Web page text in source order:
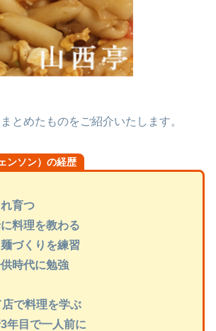
とめたものをご紹介いたします。
ンソン）の経歴
育つ
料理を教わる
づくりを練習
時代に勉強
店で料理を学ぶ
年目で一人前に